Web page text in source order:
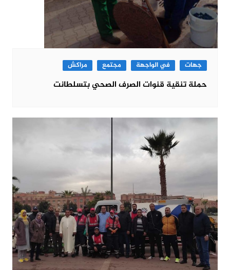
جهات في الواجهة مجتمع مراكش
حملة تنقية قنوات الصرف الصحي بتسلطانت